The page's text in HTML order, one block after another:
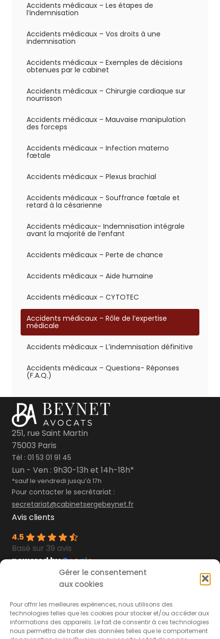
Gérer le consentement
aux cookies
Pour offrir les meilleures expériences, nous utilisons des
technologies telles que les cookies pour stocker et/ou accéder aux
informations des appareils. Le fait de consentir à ces technologies
nous permettra de traiter des données telles que le comportement
Accidents médicaux – Les étapes de
l’indemnisation
Accidents médicaux – Vos droits à une
indemnisation
Accidents médicaux – Exemples de décisions
obtenues par le cabinet
Accidents médicaux – Chirurgie cardiaque sur
nourrisson
Accidents médicaux – Mauvaise manipulation
des forceps
Accidents médicaux – Infection materno
fœtale
Accidents médicaux – Plexus brachial
Accidents médicaux – Souffrance fœtale et
retard à la césarienne
Accidents médicaux- Indemnisation intégrale
avant la majorité de l’enfant
Accidents médicaux – Perte de chance
Accidents médicaux – Aide humaine
Accidents médicaux – CYTOTEC
Accidents médicaux – Rôle de l’expertise
médicale
Accidents médicaux – L’indemnisation définitive
Accidents médicaux – Questions- Réponses
(F.A.Q.)
251, rue Saint Martin
75003 Paris
Tél : 01 53 01 91 45
Lun - Ven : 9h30-13h et 14h-18h*
*sauf le vendredi jusqu’à 17h
Pour contacter le secrétariat :
secretariat@cabinetsergebeynet.fr
Avis clients
4.5
Basé sur 39 avis
powered byGoogle
Découvrez lestémoignages
Secteurs d’interventions
Accidents de la route
À propos du
cabinet